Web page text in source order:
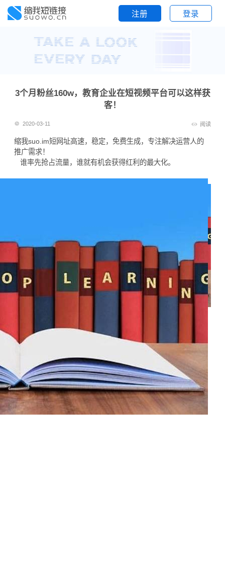
注册 登录
3个月粉丝160w，教育企业在短视频平台可以这样获
客！
2020-03-11 阅读
缩我suo.im短网址高速，稳定，免费生成，专注解决运营人的
推广需求！
谁率先抢占流量，谁就有机会获得红利的最大化。